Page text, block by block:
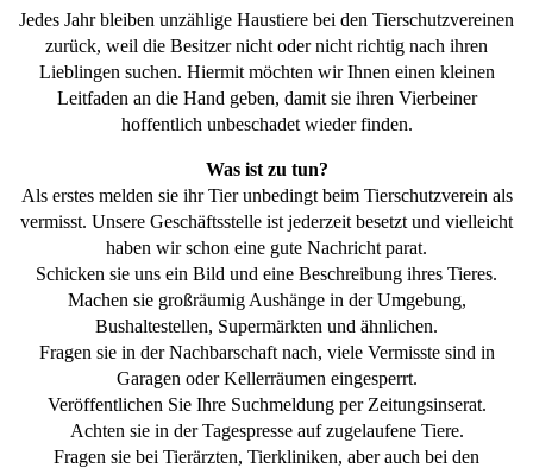
Jedes Jahr bleiben unzählige Haustiere bei den Tierschutzvereinen
zurück, weil die Besitzer nicht oder nicht richtig nach ihren
Lieblingen suchen. Hiermit möchten wir Ihnen einen kleinen
Leitfaden an die Hand geben, damit sie ihren Vierbeiner
hoffentlich unbeschadet wieder finden.
Was ist zu tun?
Als erstes melden sie ihr Tier unbedingt beim Tierschutzverein als
vermisst. Unsere Geschäftsstelle ist jederzeit besetzt und vielleicht
haben wir schon eine gute Nachricht parat.
Schicken sie uns ein Bild und eine Beschreibung ihres Tieres.
Machen sie großräumig Aushänge in der Umgebung,
Bushaltestellen, Supermärkten und ähnlichen.
Fragen sie in der Nachbarschaft nach, viele Vermisste sind in
Garagen oder Kellerräumen eingesperrt.
Veröffentlichen Sie Ihre Suchmeldung per Zeitungsinserat.
Achten sie in der Tagespresse auf zugelaufene Tiere.
Fragen sie bei Tierärzten, Tierkliniken, aber auch bei den